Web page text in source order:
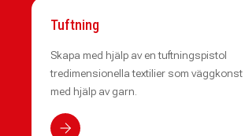
Tuftning
Skapa med hjälp av en tuftningspistol
tredimensionella textilier som
med hjälp av garn.